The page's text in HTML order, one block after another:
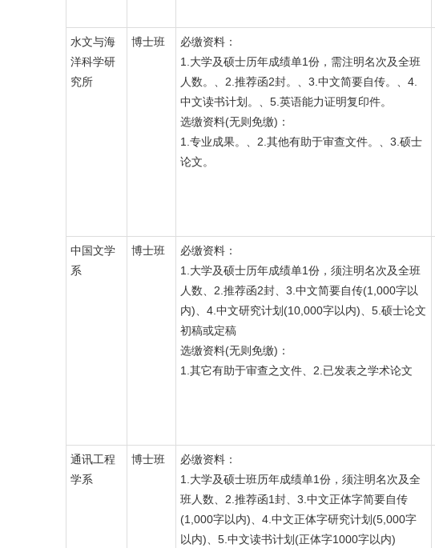
水文与海
洋科学研
究所
博士班
必缴资料：
1.大学及硕士历年成绩单1份，需注明名次及全班
人数。、2.推荐函2封。、3.中文简要自传。、4.
中文读书计划。、5.英语能力证明复印件。
选缴资料(无则免缴)：
1.专业成果。、2.其他有助于审查文件。、3.硕士
论文。
中国文学
系
博士班
必缴资料：
1.大学及硕士历年成绩单1份，须注明名次及全班
人数、2.推荐函2封、3.中文简要自传(1,000字以
内)、4.中文研究计划(10,000字以内)、5.硕士论文
初稿或定稿
选缴资料(无则免缴)：
1.其它有助于审查之文件、2.已发表之学术论文
通讯工程
学系
博士班
必缴资料：
1.大学及硕士班历年成绩单1份，须注明名次及全
班人数、2.推荐函1封、3.中文正体字简要自传
(1,000字以内)、4.中文正体字研究计划(5,000字
以内)、5.中文读书计划(正体字1000字以内)